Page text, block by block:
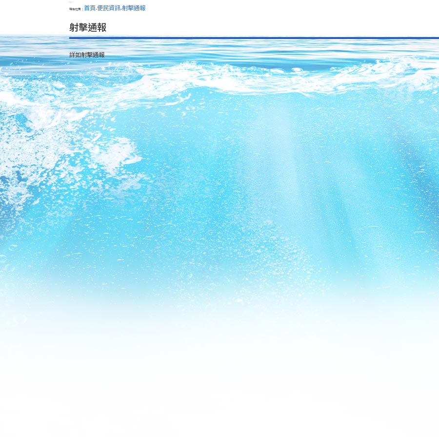
:::
現在位置： 首頁>便民資訊>射擊通報
射擊通報
詳如射擊通報